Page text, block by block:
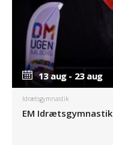
13 aug - 23 aug
13 aug - 23 aug
Idrætsgymnastik
EM Idrætsgymnastik